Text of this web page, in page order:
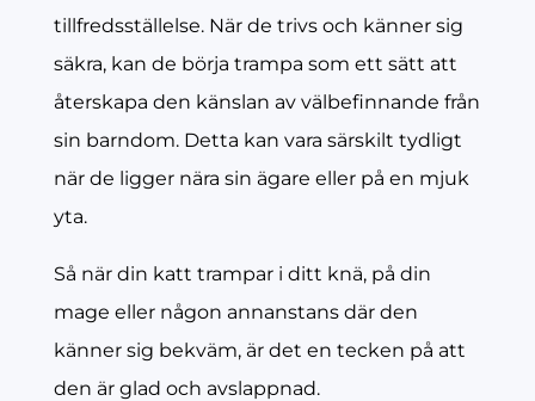
tillfredsställelse. När de trivs och känner sig
säkra, kan de börja trampa som ett sätt att
återskapa den känslan av välbefinnande från
sin barndom. Detta kan vara särskilt tydligt
när de ligger nära sin ägare eller på en mjuk
yta.
Så när din katt trampar i ditt knä, på din
mage eller någon annanstans där den
känner sig bekväm, är det en tecken på att
den är glad och avslappnad.